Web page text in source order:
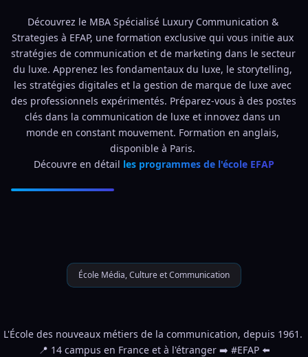
Découvrez le MBA Spécialisé Luxury Communication &
Strategies à EFAP, une formation exclusive qui vous initie aux
stratégies de communication et de marketing dans le secteur
du luxe. Apprenez les fondamentaux du luxe, le storytelling,
les stratégies digitales et la gestion de marque de luxe avec
des professionnels expérimentés. Préparez-vous à des postes
clés dans la communication de luxe et innovez dans un
monde en constant mouvement. Formation en anglais,
disponible à Paris.
Découvre en détail les programmes de l'école EFAP
École Média, Culture et Communication
L'École des nouveaux métiers de la communication, depuis 1961.
📍 14 campus en France et à l'étranger ➡️ #EFAP ⬅️